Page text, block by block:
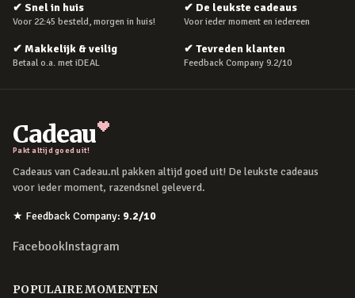
✔ Snel in huis
Voor 22:45 besteld, morgen in huis!
✔ De leukste cadeaus
Voor ieder moment en iedereen
✔ Makkelijk & veilig
Betaal o.a. met iDEAL
✔ Tevreden klanten
Feedback Company 9.2/10
Cadeau
Pakt altijd goed uit!
Cadeaus van Cadeau.nl pakken altijd goed uit! De leukste cadeaus
voor ieder moment, razendsnel geleverd.
★ Feedback Company: 9.2/10
FacebookInstagram
POPULAIRE MOMENTEN